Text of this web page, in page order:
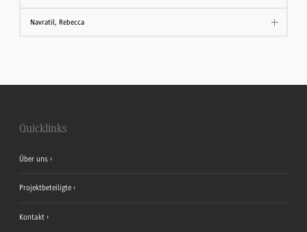
Navratil, Rebecca
Quicklinks
Über uns
Projektbeteiligte
Kontakt